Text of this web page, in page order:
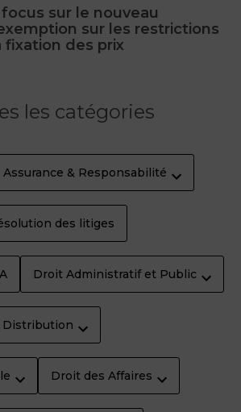
sur le nouveau
sur les restrictions
des prix
les catégories
Assurance & Responsabilité
des litiges
Droit Administratif et Public
Distribution
Droit des Affaires